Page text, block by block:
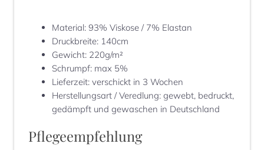
Material:93% Viskose / 7% Elastan
Druckbreite: 140cm
Gewicht: 220g/m²
Schrumpf: max 5%
Lieferzeit:verschickt in 3 Wochen
Herstellungsart / Veredlung:gewebt, bedruckt,
gedämpft und gewaschen in Deutschland
Pflegeempfehlung